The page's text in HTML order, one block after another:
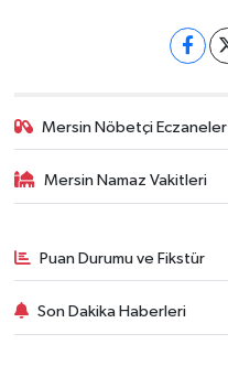
Mersin Nöbetçi Eczaneler
Mersin Namaz Vakitleri
Puan Durumu ve Fikstür
Son Dakika Haberleri